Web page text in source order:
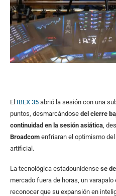
El IBEX 35 abrió la sesión con una
puntos, desmarcándose del cierre
continuidad en la sesión asiática ,
Broadcom enfriaran el optimismo
artificial.
La tecnológica estadounidense se
mercado fuera de horas, un
reconocer que su expansión en